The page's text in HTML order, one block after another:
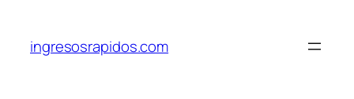
contenido
ingresosrapidos.com